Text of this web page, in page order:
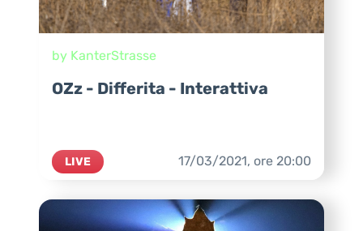
by KanterStrasse
OZz - Differita - Interattiva
LIVE 17/03/2021, ore 20:00